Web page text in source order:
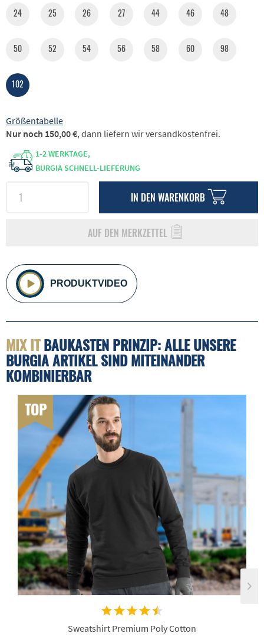
24 25 26 27 44 46 48
50 52 54 56 58 60 98
102
Größentabelle
1-2 WERKTAGE,
BURGIA SCHNELL-LIEFERUNG
IN DEN WARENKORB
AUF DEN MERKZETTEL
PRODUKTVIDEO
Nur noch 150,00 €, dann liefern wir versandkostenfrei.
MIX ITBAUKASTEN PRINZIP: ALLE UNSERE
BURGIA ARTIKEL SIND MITEINANDER
KOMBINIERBAR
TOP
Sweatshirt Premium Poly Cotton